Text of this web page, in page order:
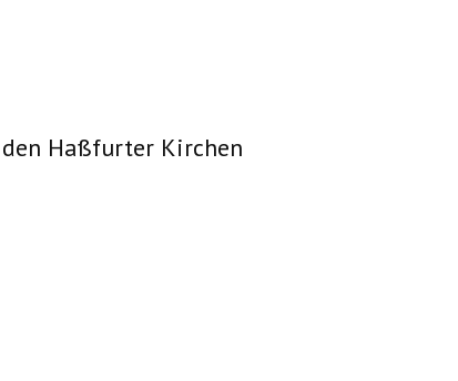
Haßfurter Kirchen